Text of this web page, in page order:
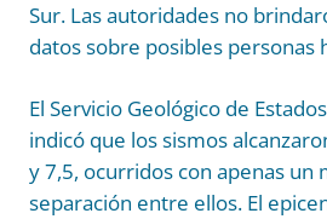
Sur. Las autoridades no
datos sobre posibles personas
El Servicio Geológico de
indicó que los sismos
y 7,5, ocurridos con apenas un
separación entre ellos. El